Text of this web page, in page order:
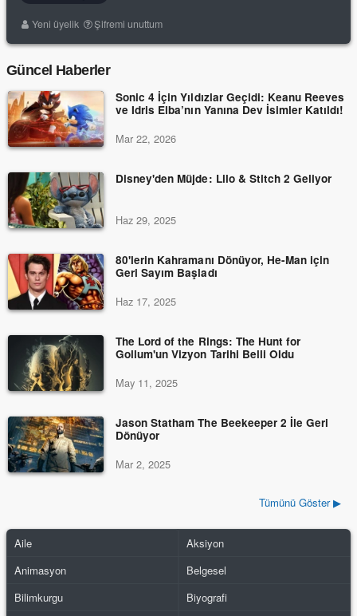
Yeni üyelik Şifremi unuttum
Güncel Haberler
Sonic 4 İçin Yıldızlar Geçidi: Keanu Reeves
ve Idris Elba’nın Yanına Dev İsimler Katıldı!
Mar 22, 2026
Disney'den Müjde: Lilo & Stitch 2 Geliyor
Haz 29, 2025
80'lerin Kahramanı Dönüyor, He-Man için
Geri Sayım Başladı
Haz 17, 2025
The Lord of the Rings: The Hunt for
Gollum'un Vizyon Tarihi Belli Oldu
May 11, 2025
Jason Statham The Beekeeper 2 İle Geri
Dönüyor
Mar 2, 2025
Tümünü Göster ▶
Aile
Aksiyon
Animasyon
Belgesel
Bilimkurgu
Biyografi